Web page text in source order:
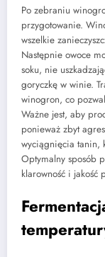
Po zebraniu
przygotowanie.
wszelkie
Następnie owoce
soku, nie
goryczkę w winie.
winogron, co
Ważne jest, aby
ponieważ zbyt
wyciągnięcia tanin,
Optymalny sposób
klarowność i jakość